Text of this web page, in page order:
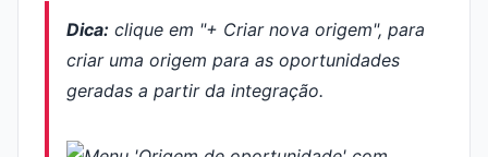
Dica: clique em "+ Criar nova origem", para
criar uma origem para as oportunidades
geradas a partir da integração.